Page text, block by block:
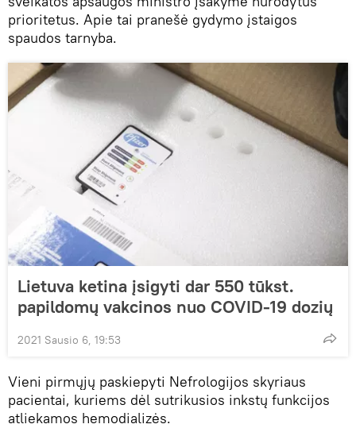
prioritetus. Apie tai pranešė gydymo įstaigos
spaudos tarnyba.
Lietuva ketina įsigyti dar 550 tūkst.
papildomų vakcinos nuo COVID-19 dozių
2021 Sausio 6, 19:53
Vieni pirmųjų paskiepyti Nefrologijos skyriaus
pacientai, kuriems dėl sutrikusios inkstų funkcijos
atliekamos hemodializės.